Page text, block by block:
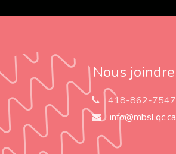
Nous joindre
418-862-7547
info@mbsl.qc.ca